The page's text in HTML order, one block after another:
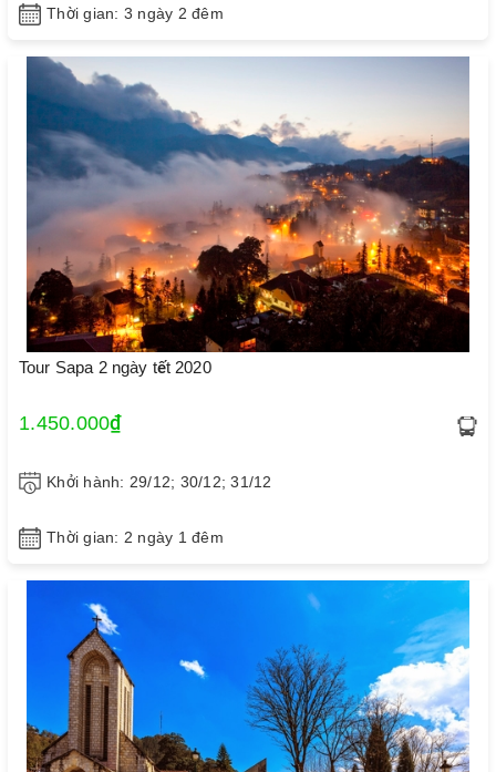
Thời gian: 3 ngày 2 đêm
Tour Sapa 2 ngày tết 2020
1.450.000₫
Khởi hành: 29/12; 30/12; 31/12
Thời gian: 2 ngày 1 đêm